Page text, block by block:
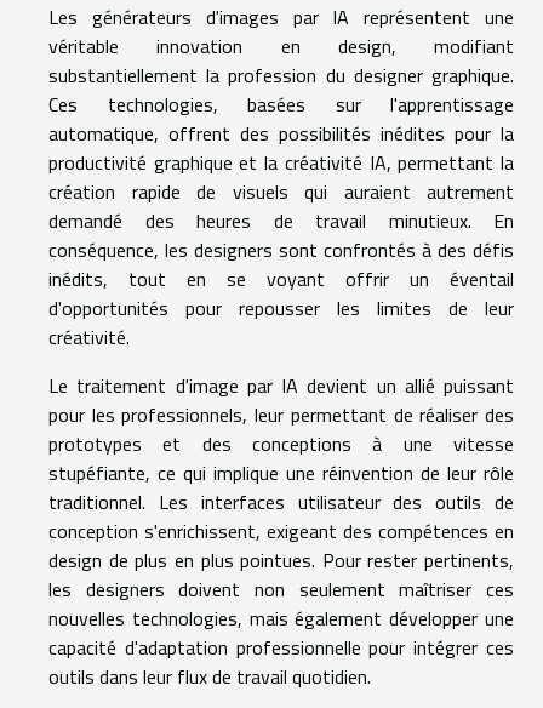
Les générateurs d'images par IA représentent une
véritable innovation en design, modifiant
substantiellement la profession du designer graphique.
Ces technologies, basées sur l'apprentissage
automatique, offrent des possibilités inédites pour la
productivité graphique et la créativité IA, permettant la
création rapide de visuels qui auraient autrement
demandé des heures de travail minutieux. En
conséquence, les designers sont confrontés à des défis
inédits, tout en se voyant offrir un éventail
d'opportunités pour repousser les limites de leur
créativité.
Le traitement d'image par IA devient un allié puissant
pour les professionnels, leur permettant de réaliser des
prototypes et des conceptions à une vitesse
stupéfiante, ce qui implique une réinvention de leur rôle
traditionnel. Les interfaces utilisateur des outils de
conception s'enrichissent, exigeant des compétences en
design de plus en plus pointues. Pour rester pertinents,
les designers doivent non seulement maîtriser ces
nouvelles technologies, mais également développer une
capacité d'adaptation professionnelle pour intégrer ces
outils dans leur flux de travail quotidien.